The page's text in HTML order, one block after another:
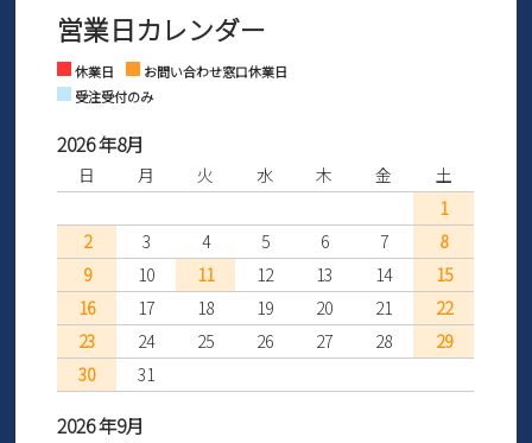
さい。
※土日祝はお問い合わせ窓口休業日となります。
Facebook Instagram
営業日カレンダー
休業日
お問い合わせ窓口休業日
受注受付のみ
2026 年8月
日 月 火 水 木 金
土
1
2
3 4 5 6 7
8
9
10 11 12 13 14
15
16
17 18 19 20 21
22
23
24 25 26 27 28
29
30
31
2026 年9月